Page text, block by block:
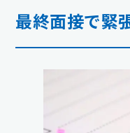
最終面接で緊